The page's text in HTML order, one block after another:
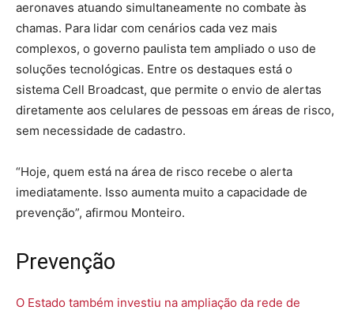
aeronaves atuando simultaneamente no combate às
chamas. Para lidar com cenários cada vez mais
complexos, o governo paulista tem ampliado o uso de
soluções tecnológicas. Entre os destaques está o
sistema Cell Broadcast, que permite o envio de alertas
diretamente aos celulares de pessoas em áreas de risco,
sem necessidade de cadastro.
“Hoje, quem está na área de risco recebe o alerta
imediatamente. Isso aumenta muito a capacidade de
prevenção”, afirmou Monteiro.
Prevenção
O Estado também investiu na ampliação da rede de